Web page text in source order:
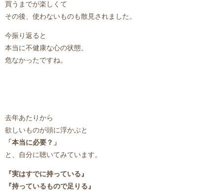
買うまでが楽しくて
その後、使わないものも散見されました。
今振り返ると
本当に不健康な心の状態。
危なかったですね。
去年あたりから
欲しいものが頭に浮かぶと
「本当に必要？」
と、自分に聴いてみています。
『実はすでに持っている』
『持っているもので足りる』